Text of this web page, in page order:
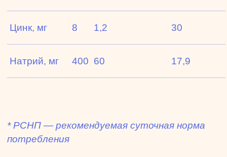
Цинк, мг 8 1,2 30
Натрий, мг 400 60 17,9
* РСНП — рекомендуемая суточная норма
потребления